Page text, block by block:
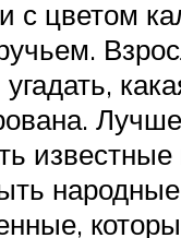
с цветом
Лучше
известные